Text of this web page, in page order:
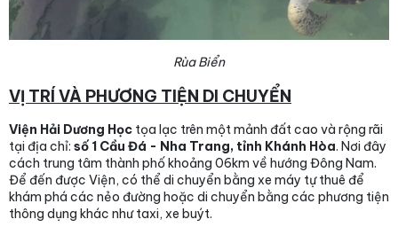
Rùa Biển
VỊ TRÍ VÀ PHƯƠNG TIỆN DI CHUYỂN
Viện Hải Dương Học tọa lạc trên một mảnh đất cao và rộng rãi
tại địa chỉ: số 1 Cầu Đá - Nha Trang, tỉnh Khánh Hòa. Nơi đây
cách trung tâm thành phố khoảng 06km về hướng Đông Nam.
Để đến được Viện, có thể di chuyển bằng xe máy tự thuê để
khám phá các nẻo đường hoặc di chuyển bằng các phương tiện
thông dụng khác như taxi, xe buýt.